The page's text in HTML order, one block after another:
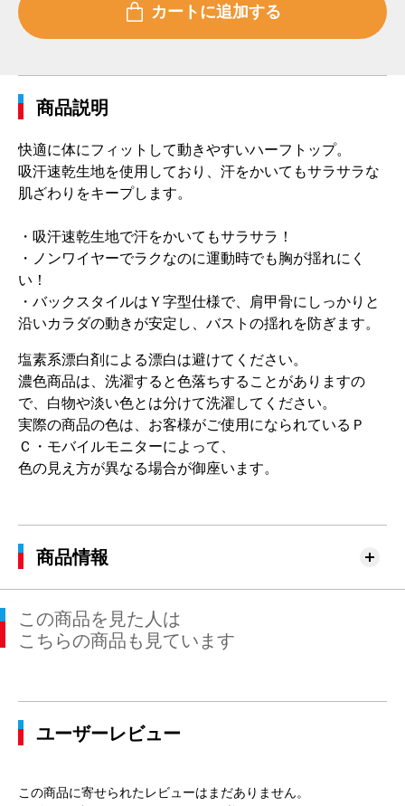
商品説明
快適に体にフィットして動きやすいハーフトップ。
吸汗速乾生地を使用しており、汗をかいてもサラサラな
肌ざわりをキープします。
・吸汗速乾生地で汗をかいてもサラサラ！
・ノンワイヤーでラクなのに運動時でも胸が揺れにく
い！
・バックスタイルはＹ字型仕様で、肩甲骨にしっかりと
沿いカラダの動きが安定し、バストの揺れを防ぎます。
塩素系漂白剤による漂白は避けてください。
濃色商品は、洗濯すると色落ちすることがありますの
で、白物や淡い色とは分けて洗濯してください。
実際の商品の色は、お客様がご使用になられているＰ
Ｃ・モバイルモニターによって、
色の見え方が異なる場合が御座います。
商品情報
この商品を見た人は
こちらの商品も見ています
ユーザーレビュー
この商品に寄せられたレビューはまだありません。